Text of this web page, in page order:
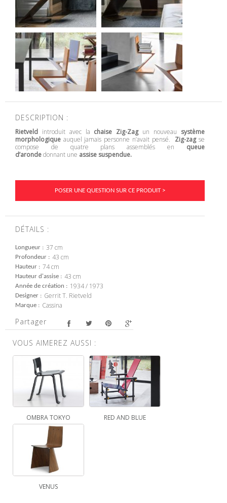
DESCRIPTION :
Rietveld introduit avec la chaise Zig-Zagun nouveau système
morphologique auquel jamais personne n’avait pensé. Zig-zagse
compose de quatre plans assemblés en queue
d’arondedonnant une assise suspendue.
POSER UNE QUESTION SUR CE PRODUIT >
DÉTAILS :
Longueur 37 cm
Profondeur 43 cm
Hauteur 74 cm
Hauteur d'assise 43 cm
Année de création 1934 / 1973
Designer Gerrit T. Rietveld
Marque Cassina
Partager
VOUS AIMEREZ AUSSI :
OMBRA TOKYO RED AND BLUE
VENUS